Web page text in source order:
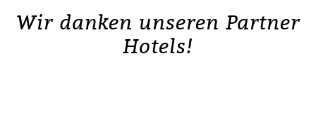
Wir danken unseren Partner
Hotels!